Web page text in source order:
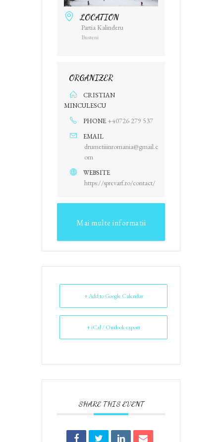
LOCATION
Partia Kalinderu
Busteni
ORGANIZER
CRISTIAN
MINCULESCU
PHONE +40726 279 537
EMAIL
drumetiiinromania@gmail.c
om
WEBSITE
https://sprevarf.ro/contact/
Mai multe informatii
+ Add to Google Calendar
+ iCal / Outlook export
SHARE THIS EVENT